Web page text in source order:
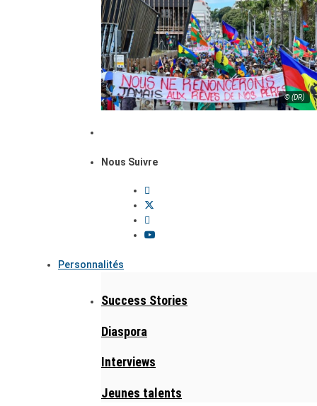
© (DR)
Nous Suivre
Personnalités
Success Stories
Diaspora
Interviews
Jeunes talents